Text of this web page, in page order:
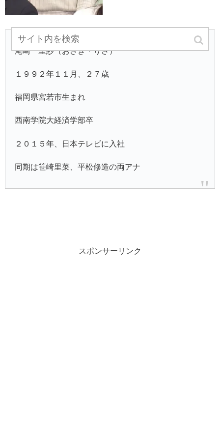
尾崎 里紗（おざき・りさ）
１９９２年１１月、２７歳
福岡県宮若市生まれ
西南学院大経済学部卒
２０１５年、日本テレビに入社
同期は笹崎里菜、平松修造の両アナ
スポンサーリンク